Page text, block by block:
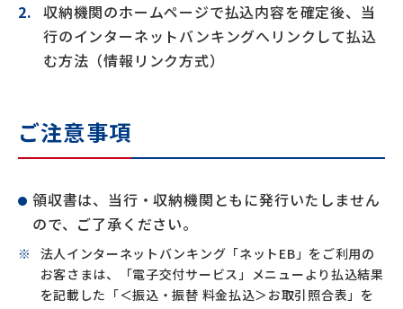
収納機関のホームページで払込内容を確定後、当
行のインターネットバンキングへリンクして払込
む方法（情報リンク方式）
ご注意事項
領収書は、当行・収納機関ともに発行いたしません
ので、ご了承ください。
法人インターネットバンキング「ネットEB」をご利用の
お客さまは、「電子交付サービス」メニューより払込結果
を記載した「＜振込・振替 料金払込＞お取引照合表」を